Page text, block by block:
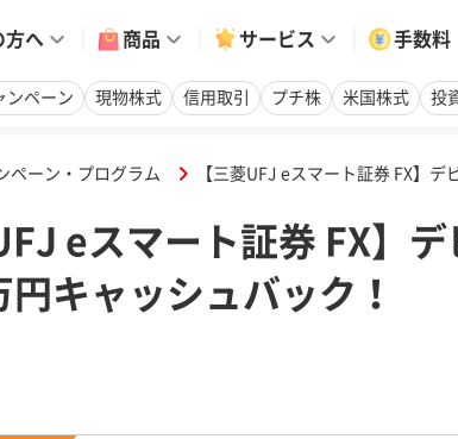
方へ 商品 サービス 手数料
ンペーン 現物株式 信用取引 プチ株 米国株式 投
ペーン・プログラム 【三菱UFJ eスマート証券 FX】
eスマート証券 FX】
キャッシュバック！